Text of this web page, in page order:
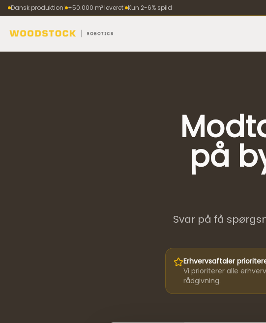
Dansk produktion +50.000 m² leveret Kun 2-6% spild
på
Svar på få
Erhvervsaftaler
Vi prioriterer alle
rådgivning.